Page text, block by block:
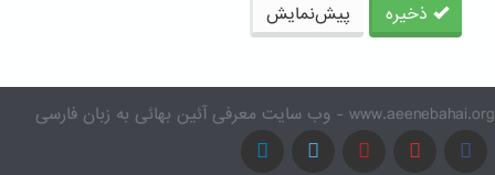
ذخیره پیش‌نمایش
www.aeenebahai.org - وب سایت معرفی آئین بهائی به زبان فارسی